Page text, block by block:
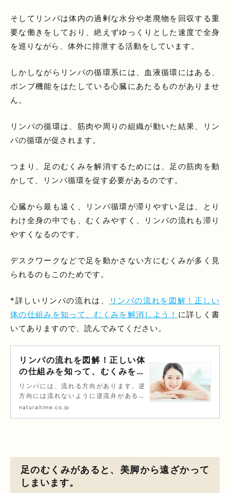
そしてリンパは体内の過剰な水分や老廃物を回収する重
要な働きをしており、絶えずゆっくりとした速度で全身
を巡りながら、体外に排泄する活動をしています。
しかしながらリンパの循環系には、血液循環にはある、
ポンブ機能をはたしている心臓にあたるものがありませ
ん。
リンパの循環は、筋肉や周りの組織が動いた結果、リン
パの循環が促されます。
つまり、足のむくみを解消するためには、足の筋肉を動
かして、リンパ循環を促す必要があるのです。
心臓から最も遠く、リンパ循環が滞りやすい足は、とり
わけ全身の中でも、むくみやすく、リンパの流れも滞り
やすくなるのです。
デスクワークなどで足を動かさない方にむくみが多く見
られるのもこのためです。
*詳しいリンパの流れは、
リンパの流れを図解！正しい
体の仕組みを知って、むくみを解消しよう！ に詳しく書
いてありますので、読んでみてください。
リンパの流れを図解！正しい体
の仕組みを知って、むくみを解
消しよう！｜コラム｜銀座ナチ
ュラルタイム-銀座駅から徒歩1
分の極上リンパマッサージ
リンパには、流れる方向があります。逆
方向には流れないように逆流弁があるの
で、間違った方向にリンパマッサージし
naturaltime.co.jp
足のむくみがあると、美脚から遠ざかって
しまいます。